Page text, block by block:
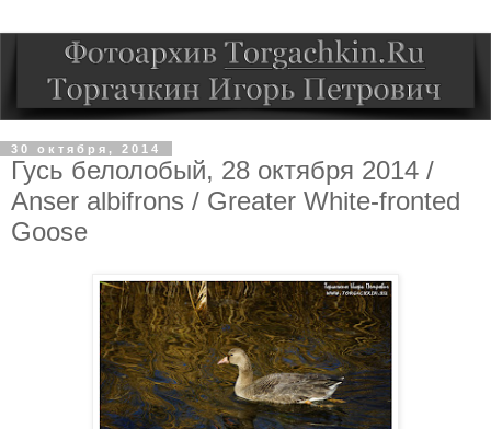
30 октября, 2014
Гусь белолобый, 28 октября 2014 /
Anser albifrons / Greater White-fronted
Goose